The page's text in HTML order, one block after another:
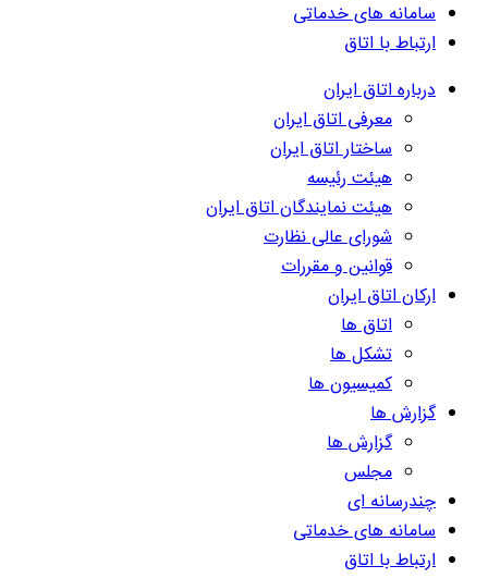
سامانه های خدماتی
ارتباط با اتاق
درباره اتاق ایران
معرفی اتاق ایران
ساختار اتاق ایران
هیئت رئیسه
هیئت نمایندگان اتاق ایران
شورای عالی نظارت
قوانین و مقررات
ارکان اتاق ایران
اتاق ها
تشکل ها
کمیسیون ها
گزارش ها
گزارش ها
مجلس
چندرسانه ای
سامانه های خدماتی
ارتباط با اتاق